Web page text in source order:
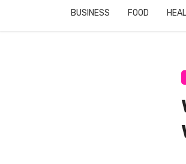
BUSINESS FOOD